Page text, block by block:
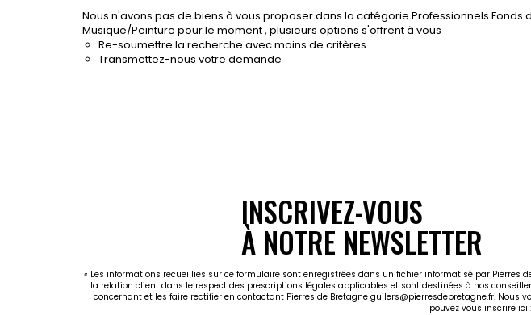
Nous n'avons pas de biens à vous proposer dans la catégorie Professionnels Fonds
Musique/Peinture pour le moment , plusieurs options s'offrent à vous :
Re-soumettre la recherche avec moins de critères.
Transmettez-nous votre demande
INSCRIVEZ-VOUS
À NOTRE NEWSLETTER
« Les informations recueillies sur ce formulaire sont enregistrées dans un fichier informatisé par Pierres
la relation client dans le respect des prescriptions légales applicables et sont destinées à nos
concernant et les faire rectifier en contactant Pierres de Bretagne guilers@pierresdebretagne.fr.
pouvez vous inscrire ici :